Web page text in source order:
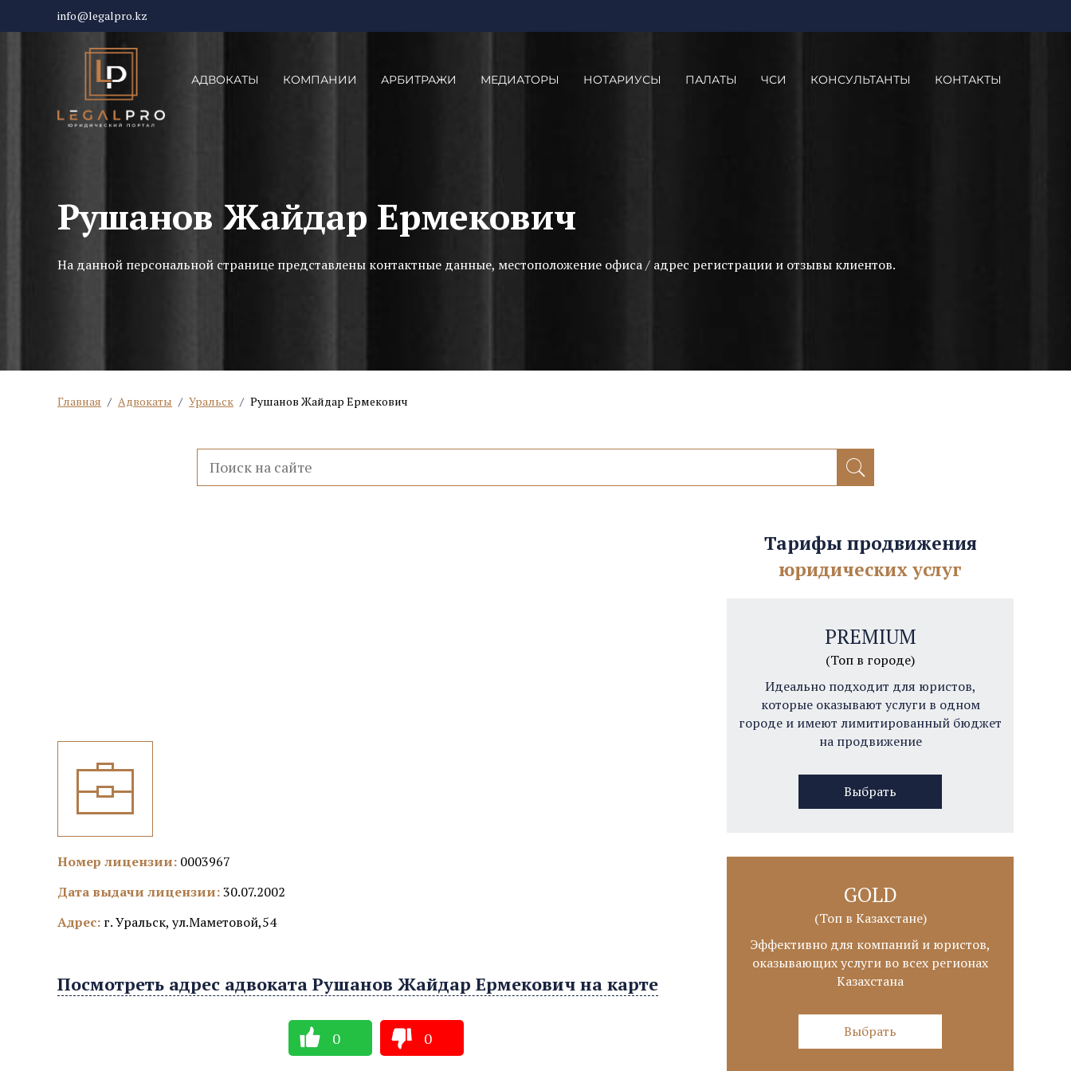
info@legalpro.kz
АДВОКАТЫ КОМПАНИИ АРБИТРАЖИ МЕДИАТОРЫ НОТАРИУСЫ ПАЛАТЫ ЧСИ КОНСУЛЬТАНТЫ КОНТАКТЫ
Рушанов Жайдар Ермекович
На данной персональной странице представлены контактные данные, местоположение офиса / адрес регистрации и отзывы клиентов.
Главная / Адвокаты / Уральск / Рушанов Жайдар Ермекович
Номер лицензии: 0003967
Дата выдачи лицензии:30.07.2002
Адрес: г. Уральск, ул.Маметовой,54
Посмотреть адрес адвоката Рушанов Жайдар Ермекович на карте
0 0
Тарифы продвижения
юридических услуг
PREMIUM
(Топ в городе)
Идеально подходит для юристов,
которые оказывают услуги в одном
городе и имеют лимитированный бюджет
на продвижение
Выбрать
GOLD
(Топ в Казахстане)
Эффективно для компаний и юристов,
оказывающих услуги во всех регионах
Казахстана
Выбрать